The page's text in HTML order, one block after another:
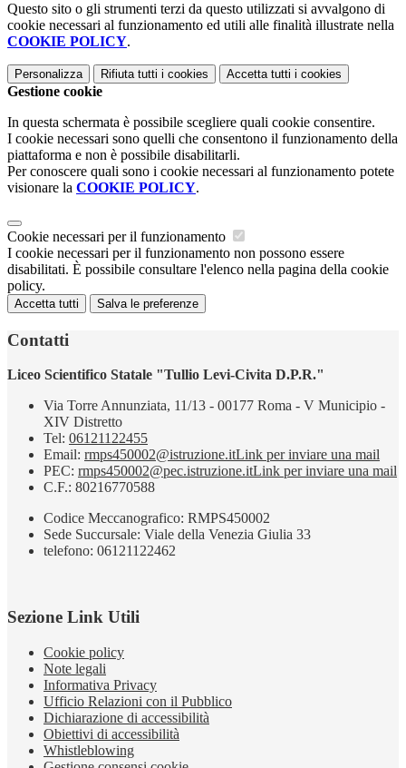
Questo sito o gli strumenti terzi da questo utilizzati si avvalgono di
cookie necessari al funzionamento ed utili alle finalità illustrate nella
COOKIE POLICY.
Personalizza Rifiuta tutti i cookies Accetta tutti i cookies
Gestione cookie
In questa schermata è possibile scegliere quali cookie consentire.
I cookie necessari sono quelli che consentono il funzionamento della
piattaforma e non è possibile disabilitarli.
Per conoscere quali sono i cookie necessari al funzionamento potete
visionare la COOKIE POLICY.
Cookie necessari per il funzionamento
I cookie necessari per il funzionamento non possono essere
disabilitati. È possibile consultare l'elenco nella pagina della cookie
policy.
Accetta tutti Salva le preferenze
Contatti
Liceo Scientifico Statale "Tullio Levi-Civita D.P.R."
Via Torre Annunziata, 11/13 - 00177 Roma - V Municipio -
XIV Distretto
Tel: 06121122455
Email: rmps450002@istruzione.itLink per inviare una mail
PEC: rmps450002@pec.istruzione.itLink per inviare una mail
C.F.: 80216770588
Codice Meccanografico: RMPS450002
Sede Succursale: Viale della Venezia Giulia 33
telefono: 06121122462
Sezione Link Utili
Cookie policy
Note legali
Informativa Privacy
Ufficio Relazioni con il Pubblico
Dichiarazione di accessibilità
Obiettivi di accessibilità
Whistleblowing